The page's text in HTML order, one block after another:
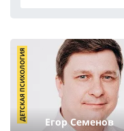
Егор Семенов
ДЕТСКАЯ ПСИХОЛОГИЯ